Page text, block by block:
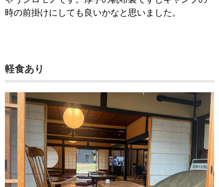
時の前掛けにしても良いかなと思いました。
軽食あり